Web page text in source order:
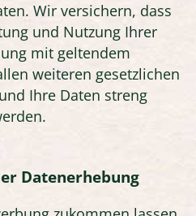
Wir versichern, dass
und Nutzung Ihrer
mit geltendem
weiteren gesetzlichen
Ihre Daten streng
Datenerhebung